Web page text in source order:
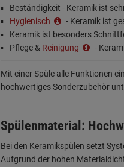
Beständigkeit - Keramik ist
Hygienisch
- Keramik ist
Keramik ist besonders
Pflege & Reinigung -
Mit einer Spüle alle Funktionen
hochwertiges Sonderzubehör
Spülenmaterial:
Bei den Keramikspülen setzt
Aufgrund der hohen